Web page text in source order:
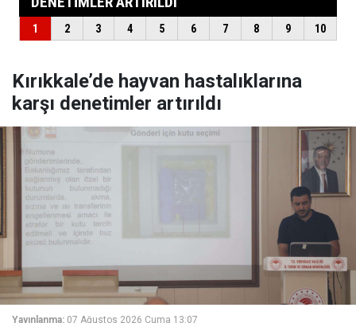
Kırıkkale’de hayvan hastalıklarına
karşı denetimler artırıldı
Yayınlanma: 07 Ağustos 2026 Cuma 13:07